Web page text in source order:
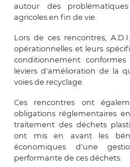
autour des
agricoles en fin de vie.
Lors de ces rencontres,
opérationnelles et leurs
conditionnement
leviers d'amélioration de la
voies de recyclage.
Ces rencontres ont
obligations réglementaires
traitement des déchets
ont mis en avant les
économiques d'une
performante de ces déchets.